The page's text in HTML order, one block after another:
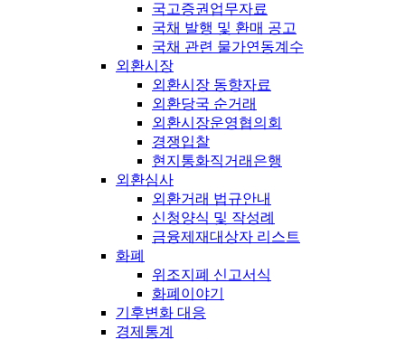
국고증권업무자료
국채 발행 및 환매 공고
국채 관련 물가연동계수
외환시장
외환시장 동향자료
외환당국 순거래
외환시장운영협의회
경쟁입찰
현지통화직거래은행
외환심사
외환거래 법규안내
신청양식 및 작성례
금융제재대상자 리스트
화폐
위조지폐 신고서식
화폐이야기
기후변화 대응
경제통계